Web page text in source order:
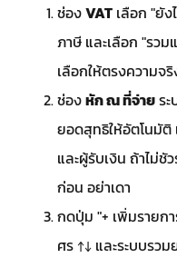
ช่องVAT เลือก "ยั
ภาษี และเลือก "รว
เลือกให้ตรงความจ
ช่องหัก ณ ที่จ่ายร
ยอดสุทธิให้อัตโนมัติ
และผู้รับเงิน ถ้าไม่
ก่อน อย่าเดา
กดปุ่ม "+ เพิ่มรายก
ศร ↑↓ และระบบร